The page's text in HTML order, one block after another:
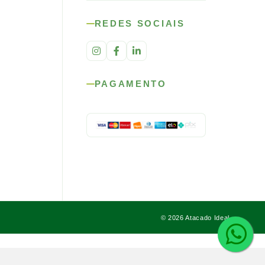
REDES SOCIAIS
PAGAMENTO
© 2026 Atacado Ideal